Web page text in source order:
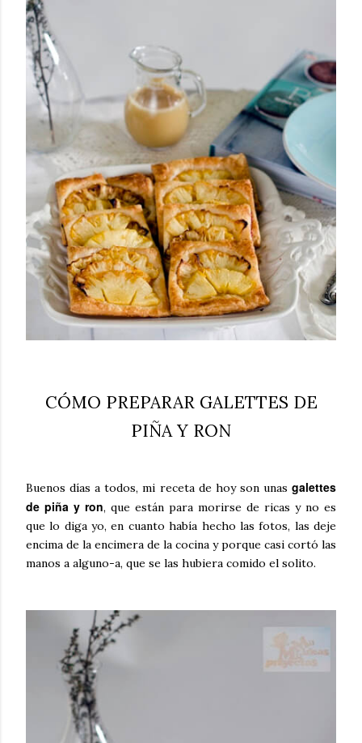
CÓMO PREPARAR GALETTES DE
PIÑA Y RON
Buenos días a todos, mi receta de hoy son unas galettes
de piña y ron, que están para morirse de ricas y no es
que lo diga yo, en cuanto había hecho las fotos, las deje
encima de la encimera de la cocina y porque casi cortó las
manos a alguno-a, que se las hubiera comido el solito.